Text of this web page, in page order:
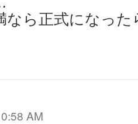
なら正式になった
AM